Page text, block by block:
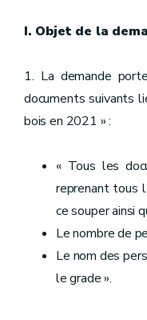
I. Objet de la
1. La demande
documents suivants
bois en 2021 » :
« Tous les
reprenant tous
ce souper ainsi
Le nombre de
Le nom des
le grade ».